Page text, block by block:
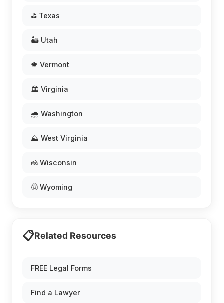
⛳ Texas
🏜️ Utah
🍁 Vermont
🏛️ Virginia
🌧️ Washington
⛰️ West Virginia
🧀 Wisconsin
🤠 Wyoming
📋Related Resources
FREE Legal Forms
Find a Lawyer